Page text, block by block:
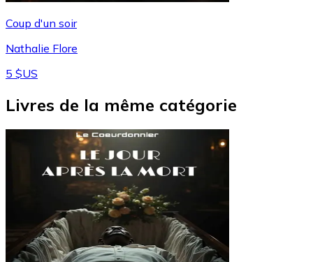
Coup d'un soir
Nathalie Flore
5 $US
Livres de la même catégorie